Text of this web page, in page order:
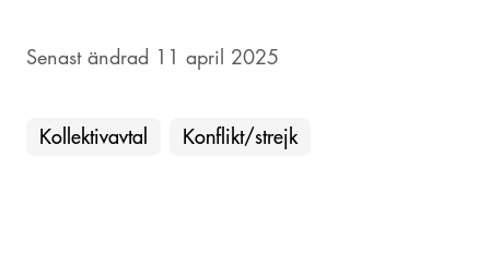
Senast ändrad 11 april 2025
Kollektivavtal Konflikt/strejk